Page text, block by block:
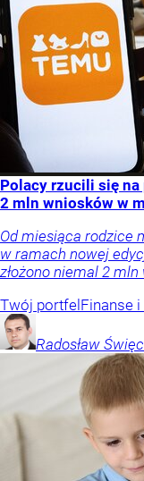
Polacy rzucili się
2 mln wniosków w
Od miesiąca rodzice
w ramach nowej
złożono niemal 2
Twój portfel Finanse
Radosław